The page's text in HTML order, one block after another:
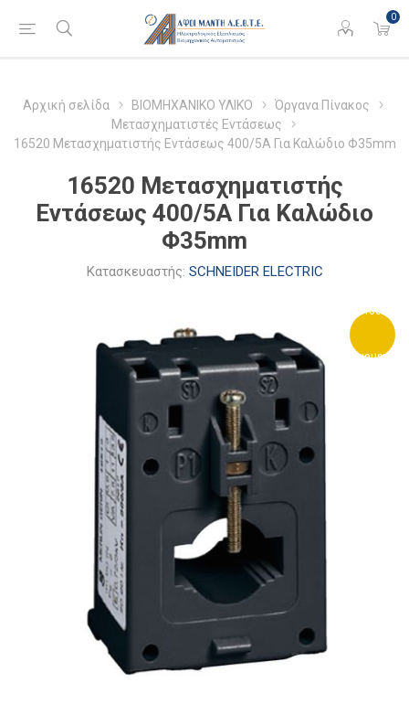
0
Αρχική σελίδα ΒΙΟΜΗΧΑΝΙΚΟ ΥΛΙΚΟ
Όργανα Πίνακος
Μετασχηματιστές Εντάσεως
16520 Μετασχηματιστής Εντάσεως 400/5A Για Καλώδιο Φ35mm
16520 Μετασχηματιστής
Εντάσεως 400/5A Για Καλώδιο
Φ35mm
Κατασκευαστής: SCHNEIDER ELECTRIC
STOCK
HOUSE